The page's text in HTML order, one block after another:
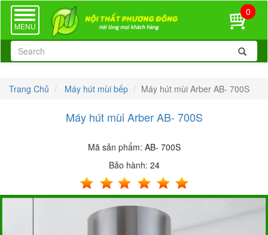
TOGGLE
NAVIGATION
MENU
0
Trang Chủ Máy hút mùi bếp Máy hút mùi Arber AB- 700S
Máy hút mùi Arber AB- 700S
Mã sản phẩm: AB- 700S
Bảo hành: 24